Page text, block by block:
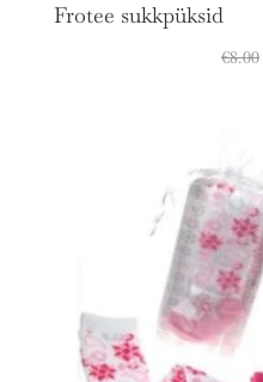
Frotee sukkpüksid
€8.00